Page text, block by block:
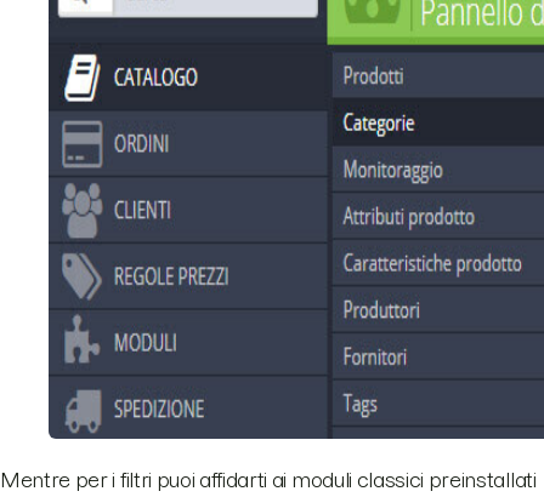
Mentre per i filtri puoi affidarti ai moduli classici preinstallati